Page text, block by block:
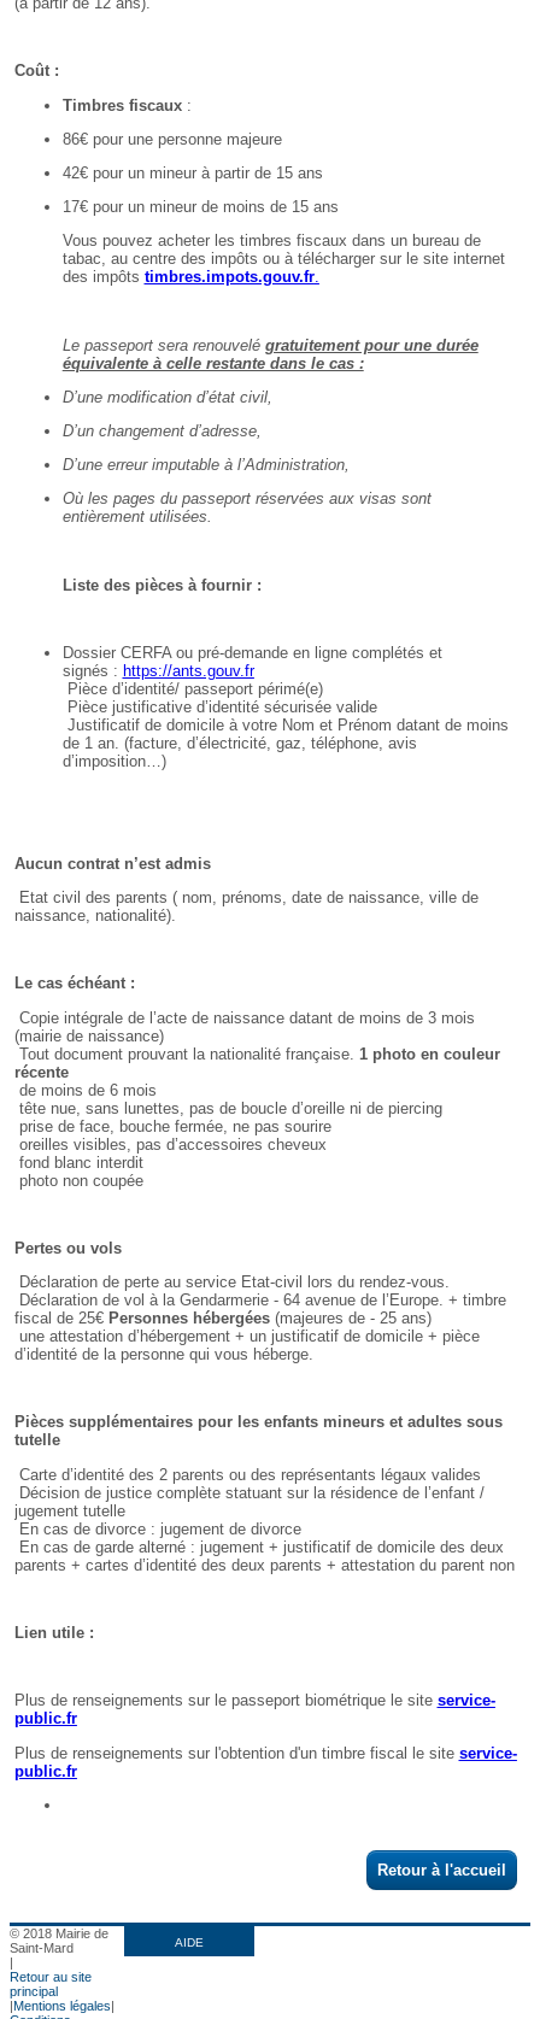
Retour à l'accueil
© 2018 Mairie de
Saint-Mard
|
Retour au site
principal
|Mentions légales|
AIDE